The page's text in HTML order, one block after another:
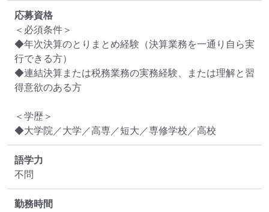
応募資格
＜必須条件＞
◆年次決算のとりまとめ経験（決算業務を一通り自ら実
行できる方）
◆連結決算または税務業務の実務経験、または理解と習
得意欲のある方
＜学歴＞
◆大学院／大学／高専／短大／専修学校／高校
語学力
不問
勤務時間